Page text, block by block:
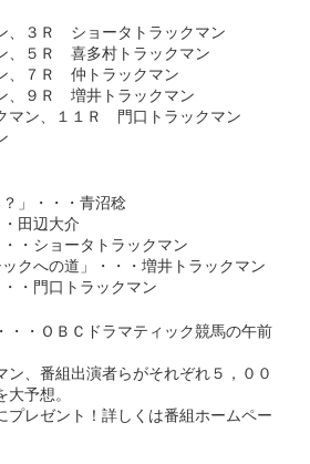
、３Ｒ ショータトラックマン
、５Ｒ 喜多村トラックマン
、７Ｒ 仲トラックマン
、９Ｒ 増井トラックマン
マン、１１Ｒ 門口トラックマン
」・・・青沼稔
田辺大介
・ショータトラックマン
クへの道」・・・増井トラックマン
・門口トラックマン
・ＯＢＣドラマティック競馬の午前
ン、番組出演者らがそれぞれ５，００
予想。
プレゼント！詳しくは番組ホームペー